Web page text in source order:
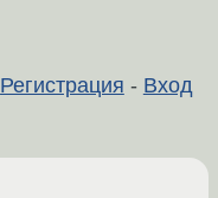
Регистрация - Вход